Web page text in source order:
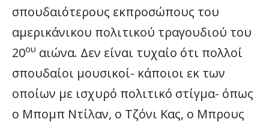
σπουδαιότερους εκπροσώπους του
αμερικάνικου πολιτικού τραγουδιού του
20ου αιώνα. Δεν είναι τυχαίο ότι πολλοί
σπουδαίοι μουσικοί- κάποιοι εκ των
οποίων με ισχυρό πολιτικό στίγμα- όπως
ο Μπομπ Ντίλαν, ο Τζόνι Κας, ο Μπρους